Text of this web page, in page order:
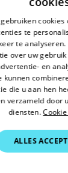
Vind een
DT800 0°
SKU:
cookies
te
te analyseren.
over uw
en
kunnen
die u aan hen
verzameld door
diensten.
ALLES